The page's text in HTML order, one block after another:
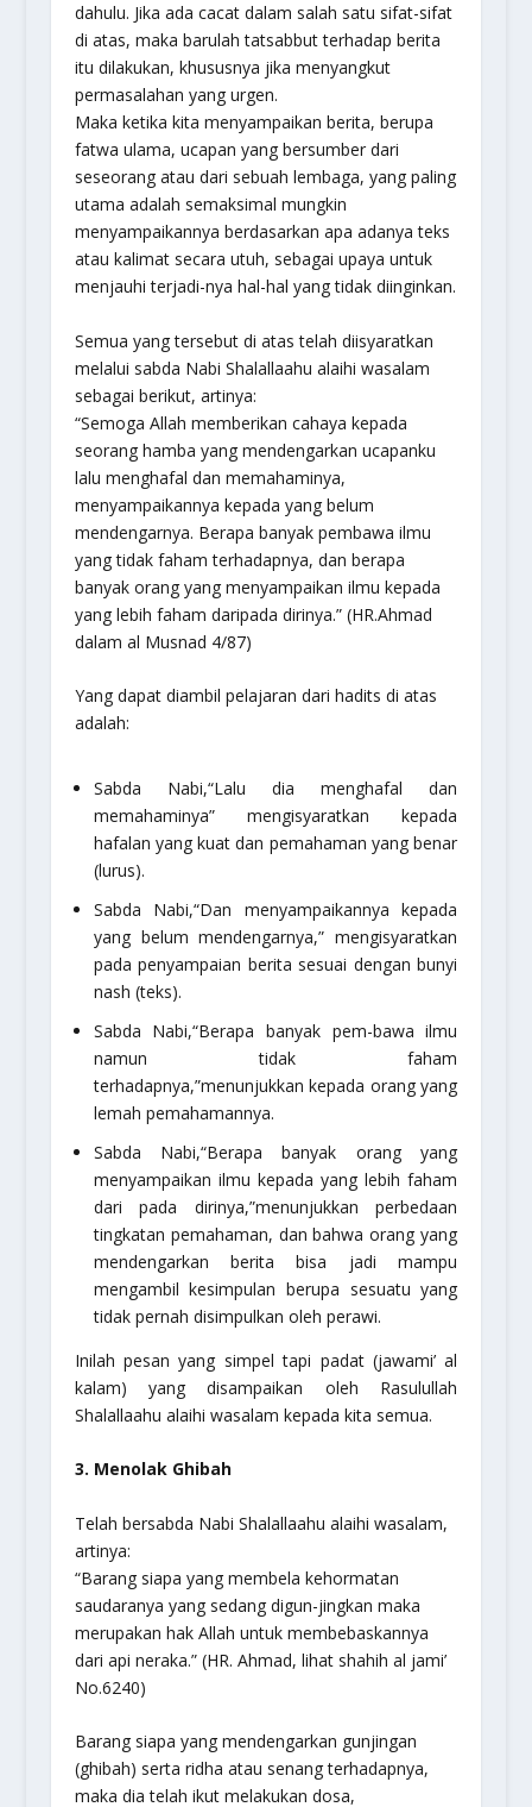
dahulu. Jika ada cacat dalam salah satu sifat-sifat
di atas, maka barulah tatsabbut terhadap berita
itu dilakukan, khususnya jika menyangkut
permasalahan yang urgen.
Maka ketika kita menyampaikan berita, berupa
fatwa ulama, ucapan yang bersumber dari
seseorang atau dari sebuah lembaga, yang paling
utama adalah semaksimal mungkin
menyampaikannya berdasarkan apa adanya teks
atau kalimat secara utuh, sebagai upaya untuk
menjauhi terjadi-nya hal-hal yang tidak diinginkan.
Semua yang tersebut di atas telah diisyaratkan
melalui sabda Nabi Shalallaahu alaihi wasalam
sebagai berikut, artinya:
“Semoga Allah memberikan cahaya kepada
seorang hamba yang mendengarkan ucapanku
lalu menghafal dan memahaminya,
menyampaikannya kepada yang belum
mendengarnya. Berapa banyak pembawa ilmu
yang tidak faham terhadapnya, dan berapa
banyak orang yang menyampaikan ilmu kepada
yang lebih faham daripada dirinya.”(HR.Ahmad
dalam al Musnad 4/87)
Yang dapat diambil pelajaran dari hadits di atas
adalah:
Sabda Nabi,“Lalu dia menghafal dan
memahaminya”mengisyaratkan kepada
hafalan yang kuat dan pemahaman yang benar
(lurus).
Sabda Nabi,“Dan menyampaikannya kepada
yang belum mendengarnya,” mengisyaratkan
pada penyampaian berita sesuai dengan bunyi
nash (teks).
Sabda Nabi,“Berapa banyak pem-bawa ilmu
namun tidak faham
terhadapnya,”menunjukkan kepada orang yang
lemah pemahamannya.
Sabda Nabi,“Berapa banyak orang yang
menyampaikan ilmu kepada yang lebih faham
dari pada dirinya,”menunjukkan perbedaan
tingkatan pemahaman, dan bahwa orang yang
mendengarkan berita bisa jadi mampu
mengambil kesimpulan berupa sesuatu yang
tidak pernah disimpulkan oleh perawi.
Inilah pesan yang simpel tapi padat (jawami’ al
kalam) yang disampaikan oleh Rasulullah
Shalallaahu alaihi wasalam kepada kita semua.
3. Menolak Ghibah
Telah bersabda Nabi Shalallaahu alaihi wasalam,
artinya:
“Barang siapa yang membela kehormatan
saudaranya yang sedang digun-jingkan maka
merupakan hak Allah untuk membebaskannya
dari api neraka.”(HR. Ahmad, lihat shahih al jami’
No.6240)
Barang siapa yang mendengarkan gunjingan
(ghibah) serta ridha atau senang terhadapnya,
maka dia telah ikut melakukan dosa,